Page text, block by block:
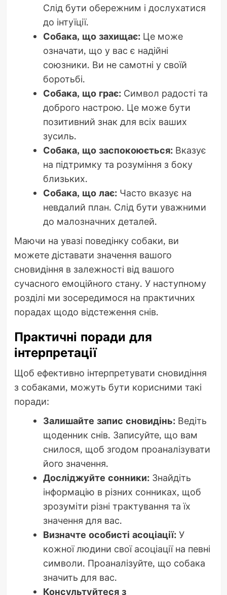
Слід бути обережним і дослухатися
до інтуїції.
Собака, що захищає:Це може
означати, що у вас є надійні
союзники. Ви не самотні у своїй
боротьбі.
Собака, що грає:Символ радості та
доброго настрою. Це може бути
позитивний знак для всіх ваших
зусиль.
Собака, що заспокоюється:Вказує
на підтримку та розуміння з боку
близьких.
Собака, що лає:Часто вказує на
невдалий план. Слід бути уважними
до малозначних деталей.
Маючи на увазі поведінку собаки, ви
можете діставати значення вашого
сновидіння в залежності від вашого
сучасного емоційного стану. У наступному
розділі ми зосередимося на практичних
порадах щодо відстеження снів.
Практичні поради для
інтерпретації
Щоб ефективно інтерпретувати сновидіння
з собаками, можуть бути корисними такі
поради:
Залишайте запис сновидінь:Ведіть
щоденник снів. Записуйте, що вам
снилося, щоб згодом проаналізувати
його значення.
Досліджуйте сонники:Знайдіть
інформацію в різних сонниках, щоб
зрозуміти різні трактування та їх
значення для вас.
Визначте особисті асоціації:У
кожної людини свої асоціації на певні
символи. Проаналізуйте, що собака
значить для вас.
Консультуйтеся з